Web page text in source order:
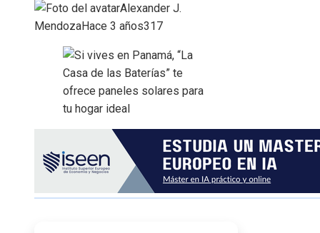
Alexander J.
MendozaHace 3 años317